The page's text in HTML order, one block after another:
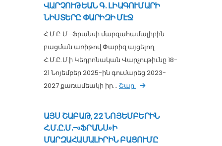
ՎԱՐՉՈՒԹԵԱՆ Գ. ԼԻԱԳՈՒՄԱՐԻ
ՆԻՍՏԵՐԸ ՓԱՐԻԶԻ ՄԷՋ
Հ.Մ.Ը.Մ.-Ֆրանսի մարզահամալիրին
բացման առիթով Փարիզ այցելող
Հ.Մ.Ը.Մ.ի Կեդրոնական Վարչութիւնը 18-
21 Նոյեմբեր 2025-ին գումարեց 2023-
2027 քառամեակի իր... Շար.
ԱՅՍ ՇԱԲԱԹ, 22 ՆՈՅԵՄԲԵՐԻՆ
Հ.Մ.Ը.Մ.-«ՖՐԱՆՍ»Ի
ՄԱՐԶԱՀԱՄԱԼԻՐԻՆ ԲԱՑՈՒՄԸ